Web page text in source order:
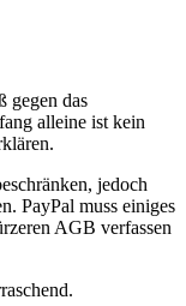
gegen das
alleine ist kein
jedoch
PayPal muss einiges
AGB verfassen